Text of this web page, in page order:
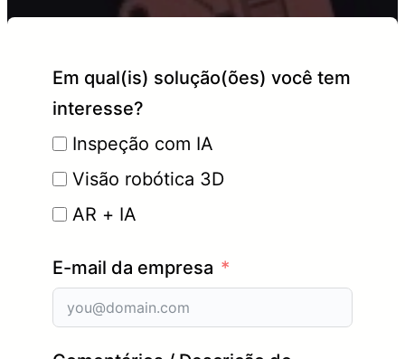
Em qual(is) solução(ões) você tem
interesse?
Inspeção com IA
Visão robótica 3D
AR + IA
E-mail da empresa